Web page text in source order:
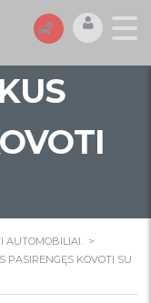
AUTOMOBILIAI. >
PASIRENGĘS KOVOTI SU